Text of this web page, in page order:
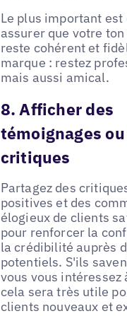
Le plus important est
assurer que votre
reste cohérent et
marque : restez
mais aussi amical.
8. Afficher des
témoignages
critiques
Partagez des
positives et des
élogieux de clients
pour renforcer la
la crédibilité auprès
potentiels. S'ils
vous vous intéressez
cela sera très utile
clients nouveaux et